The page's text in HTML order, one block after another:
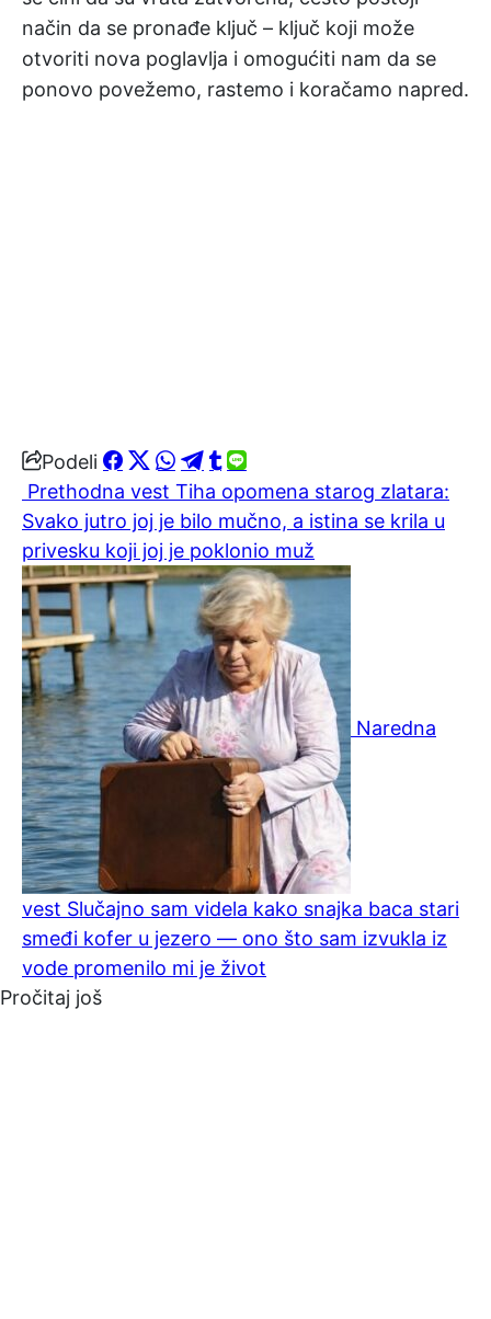
način da se pronađe ključ – ključ koji može
otvoriti nova poglavlja i omogućiti nam da se
ponovo povežemo, rastemo i koračamo napred.
Podeli
Prethodna vest Tiha opomena starog zlatara:
Svako jutro joj je bilo mučno, a istina se krila u
privesku koji joj je poklonio muž
Naredna
vest Slučajno sam videla kako snajka baca stari
smeđi kofer u jezero — ono što sam izvukla iz
vode promenilo mi je život
Pročitaj još